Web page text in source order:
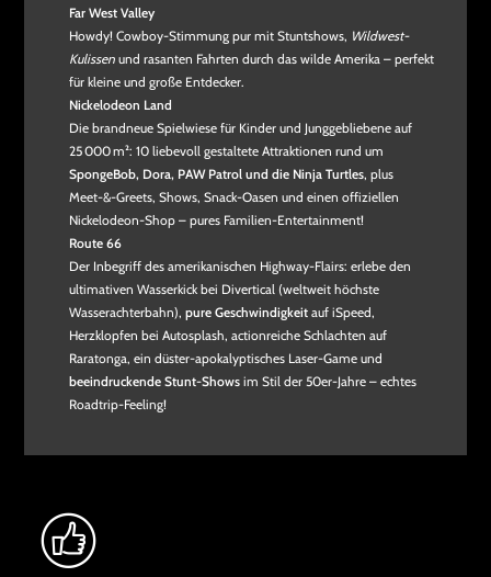
Far West Valley
Howdy! Cowboy-Stimmung pur mit Stuntshows, Wildwest-
Kulissen und rasanten Fahrten durch das wilde Amerika – perfekt
für kleine und große Entdecker.
Nickelodeon Land
Die brandneue Spielwiese für Kinder und Junggebliebene auf
25 000 m²: 10 liebevoll gestaltete Attraktionen rund um
SpongeBob, Dora, PAW Patrol und die Ninja Turtles, plus
Meet‑&‑Greets, Shows, Snack-Oasen und einen offiziellen
Nickelodeon‑Shop – pures Familien‑Entertainment!
Route 66
Der Inbegriff des amerikanischen Highway‑Flairs: erlebe den
ultimativen Wasserkick bei Divertical (weltweit höchste
Wasserachterbahn), pure Geschwindigkeit auf iSpeed,
Herzklopfen bei Autosplash, actionreiche Schlachten auf
Raratonga, ein düster-apokalyptisches Laser‑Game und
beeindruckende Stunt‑Shows im Stil der 50er‑Jahre – echtes
Roadtrip‑Feeling!